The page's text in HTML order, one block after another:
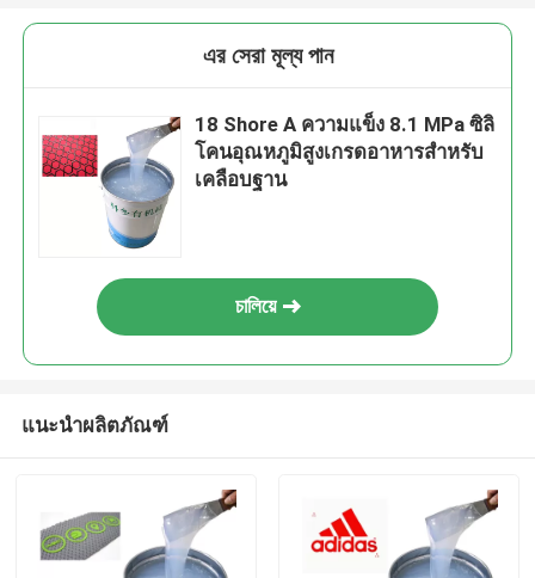
এর সেরা মূল্য পান
18 Shore A ความแข็ง 8.1 MPa ซิลิ
โคนอุณหภูมิสูงเกรดอาหารสำหรับ
เคลือบฐาน
চালিয়ে
แนะนำผลิตภัณฑ์